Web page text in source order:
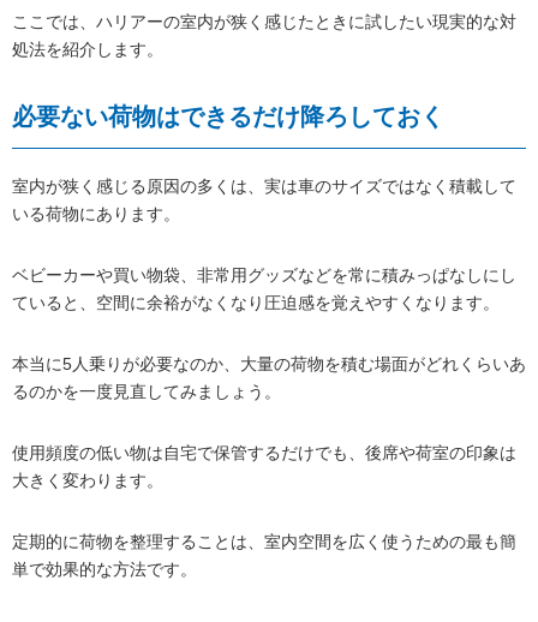
ここでは、ハリアーの室内が狭く感じたときに試したい現実的な対
処法を紹介します。
必要ない荷物はできるだけ降ろしておく
室内が狭く感じる原因の多くは、実は車のサイズではなく積載して
いる荷物にあります。
ベビーカーや買い物袋、非常用グッズなどを常に積みっぱなしにし
ていると、空間に余裕がなくなり圧迫感を覚えやすくなります。
本当に5人乗りが必要なのか、大量の荷物を積む場面がどれくらいあ
るのかを一度見直してみましょう。
使用頻度の低い物は自宅で保管するだけでも、後席や荷室の印象は
大きく変わります。
定期的に荷物を整理することは、室内空間を広く使うための最も簡
単で効果的な方法です。